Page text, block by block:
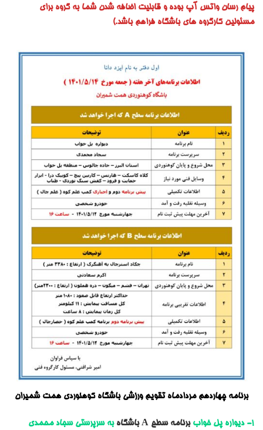
پیام رسان واتس آپ بوده و قابلیت اضافه شدن شما به گروه برای
مسئولین کارگروه های باشگاه فراهم باشد.)
برنامه چهاردهم مردادماه تقویم ورزشی باشگاه کوهنوردی همت شمیران
1- دیواره پل خواب برنامه سطح A باشگاه به سرپرستیسجاد محمدی